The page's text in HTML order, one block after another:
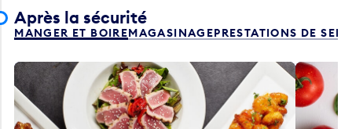
Après la sécurité
MANGER ET BOIREMAGASINAGEPRESTATIONS DE